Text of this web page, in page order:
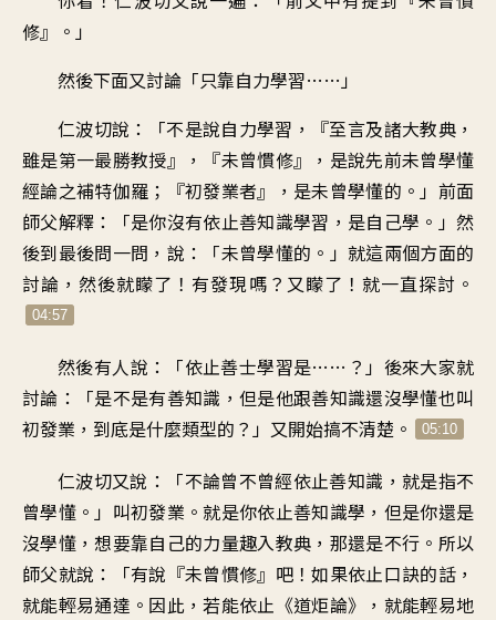
修』。」
然後下面又討論 「只靠自力學習……」
仁波切說 ：「不是說自力學習 ，『至言及諸大教典 ，
雖是第一最勝教授』，『未曾慣修』， 是說先前未曾學懂
經論之補特伽羅 ；『初發業者』，是未曾學懂的 。」 前面
師父解釋 ：「是你沒有依止善知識學習 ， 是自己學 。」然
後到最後問一問，說 ：「未曾學懂的 。」就這兩個方面的
討論 ，然後就矇了 ！ 有發現嗎？又矇了 ！ 就一直探討 。
04:57
然後有人說 ：「依止善士學習是……？」 後來大家就
討論 ：「是不是有善知識 ，但是他跟善知識還沒學懂也叫
初發業 ， 到底是什麼類型的 ？」 又開始搞不清楚 。 05:10
仁波切又說 ：「不論曾不曾經依止善知識 ， 就是指不
曾學懂 。」 叫初發業 。就是你依止善知識學 ， 但是你還是
沒學懂 ，想要靠自己的力量趣入教典 ， 那還是不行 。 所以
師父就說 ：「有說『未曾慣修』吧 ！如果依止口訣的話 ，
就能輕易通達 。 因此，若能依止《道炬論》， 就能輕易地